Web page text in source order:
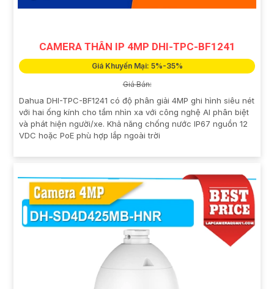
CAMERA THÂN IP 4MP DHI-TPC-BF1241
Giá Khuyến Mại: 5%-35%
Giá Bán:
Dahua DHI-TPC-BF1241 có độ phân giải 4MP ghi hình siêu nét
với hai ống kính cho tầm nhìn xa với công nghệ AI phân biệt
và phát hiện người/xe. Khả năng chống nước IP67 nguồn 12
VDC hoặc PoE phù hợp lắp ngoài trời